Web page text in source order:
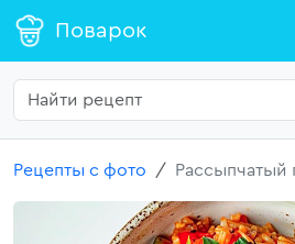
Поварок
Рецепты с фото Рассыпчатый